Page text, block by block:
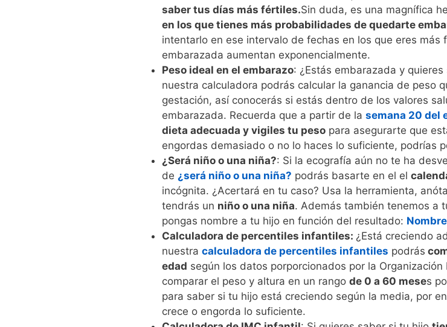
saber tus días más fértiles.Sin duda, es una magnífica
en los que tienes más probabilidades de quedarte
intentarlo en ese intervalo de fechas en los que eres
embarazada aumentan exponencialmente.
Peso ideal en el embarazo: ¿Estás embarazada y quieres
nuestra calculadora podrás calcular la ganancia de peso
gestación, así conocerás si estás dentro de los valores
embarazada. Recuerda que a partir de la semana 20 del
dieta adecuada y vigiles tu peso para asegurarte que
engordas demasiado o no lo haces lo suficiente, podrías
¿Será niño o una niña?: Si la ecografía aún no te ha
de ¿será niño o una niña? podrás basarte en el el
incógnita. ¿Acertará en tu caso? Usa la herramienta,
tendrás un niño o una niña. Además también tenemos a
pongas nombre a tu hijo en función del resultado:
Calculadora de percentiles infantiles: ¿Está creciendo
nuestra calculadora de percentiles infantiles podrás
edad según los datos porporcionados por la
comparar el peso y altura en un rango de 0 a 60 meses
para saber si tu hijo está creciendo según la media, por
crece o engorda lo suficiente.